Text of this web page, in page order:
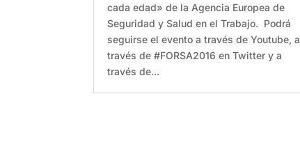
cada edad» de la Agencia Europea de
Seguridad y Salud en el Trabajo. Podrá
seguirse el evento a través de Youtube, a
través de #FORSA2016 en Twitter y a
través de...